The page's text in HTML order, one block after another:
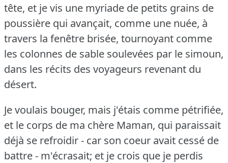
tête, et je vis une myriade de petits grains de
poussière qui avançait, comme une nuée, à
travers la fenêtre brisée, tournoyant comme
les colonnes de sable soulevées par le simoun,
dans les récits des voyageurs revenant du
désert.
Je voulais bouger, mais j'étais comme pétrifiée,
et le corps de ma chère Maman, qui paraissait
déjà se refroidir - car son coeur avait cessé de
battre - m'écrasait; et je crois que je perdis